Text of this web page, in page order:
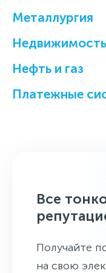
Металлургия
Недвижимость
Нефть и газ
Платежные
Все
Получайте
на свою